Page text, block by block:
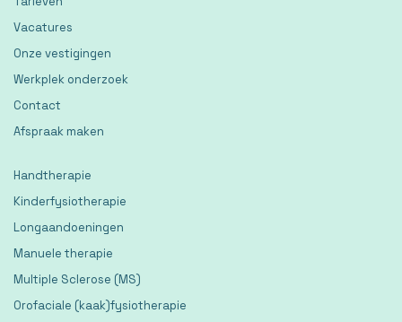
Vacatures
Onze vestigingen
Werkplek onderzoek
Contact
Afspraak maken
Handtherapie
Kinderfysiotherapie
Longaandoeningen
Manuele therapie
Multiple Sclerose (MS)
Orofaciale (kaak)fysiotherapie